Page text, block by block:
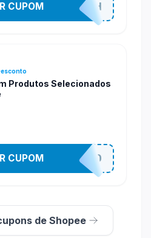
VNOXHEDSH
CUPOM
Produtos Selecionados
VNOXVHJFD
CUPOM
de Shopee